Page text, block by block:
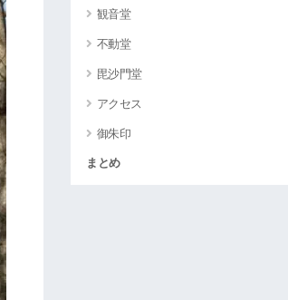
観音堂
不動堂
毘沙門堂
アクセス
御朱印
まとめ